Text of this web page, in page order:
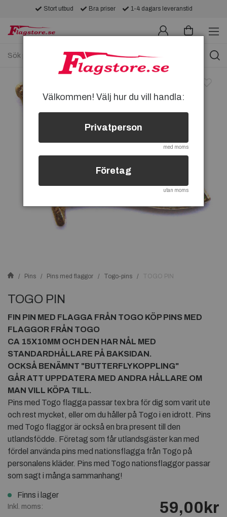
Stort utbud Bra priser 1-4 dagars leveranstid
Pins Pins med flaggor Togo-pins TOGO PIN
TOGO PIN
FIN PIN MED FLAGGA FRÅN TOGO KÖP PINS MED
FLAGGOR FRÅN TOGO
CA 15X10MM OCH DEN HAR NÅL MED
STANDARDHÅLLARE PÅ BAKSIDAN.
OCKSÅ BENÄMNT "BUTTERFLYKOPPLING"
GÅR ATT UPPDATERA MED ANDRA HÅLLARE OM
MAN VILL KÖPA TILL.
Pins med Togo flagga passar tex bra för dig som varit ute
och rest mycket, eller om du håller på Togo i en idrott. Pins
med Togo flaggor är också en bra present till den
utlandsfödde. Företag som får utlandsgäster kan med
fördel använda pins med nationsflagga från Togo på
personalens kläder. Pins med Togo nationsflaggor passar
som sagt i många sammanhang!
Finns i lager
Inkl. moms: 59,00kr
Välkommen! Välj hur du vill handla:
Privatperson
med moms
Företag
utan moms